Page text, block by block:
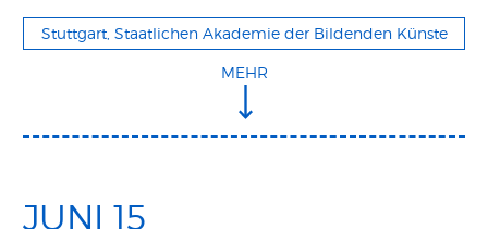
Stuttgart, Staatlichen Akademie der Bildenden Künste
MEHR
JUNI 15